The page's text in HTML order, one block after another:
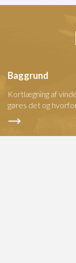
Baggrund
Kortlægning af
gøres det og